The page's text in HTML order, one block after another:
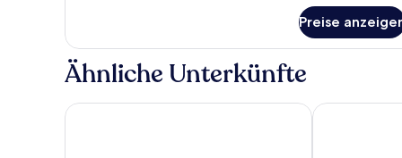
Preise
Ähnliche Unterkünfte
BOMA easy living hotel By Stay CollectionHotel des